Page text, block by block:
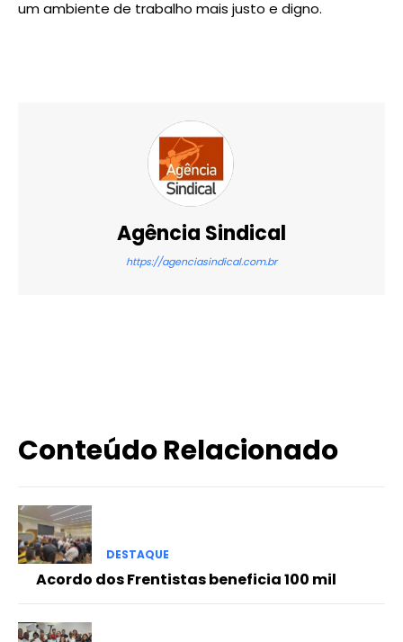
um ambiente de trabalho mais justo e digno.
Agência Sindical
https://agenciasindical.com.br
Conteúdo Relacionado
DESTAQUE
Acordo dos Frentistas beneficia 100 mil